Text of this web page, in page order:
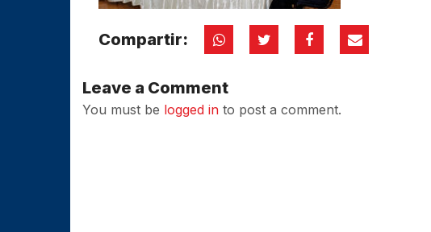
Compartir:
Leave a Comment
You must be logged in to post a comment.